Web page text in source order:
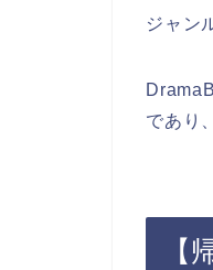
ジャン
であり
【